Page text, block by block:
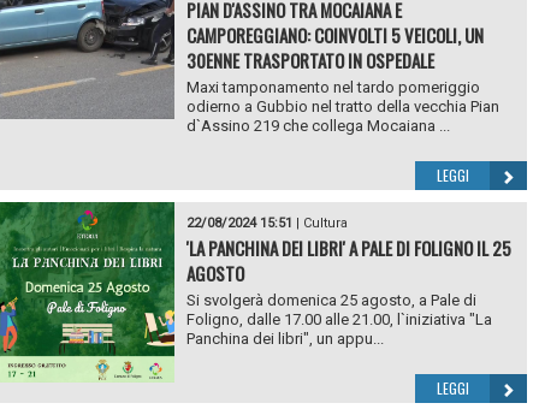
PIAN D'ASSINO TRA MOCAIANA E
CAMPOREGGIANO: COINVOLTI 5 VEICOLI, UN
30ENNE TRASPORTATO IN OSPEDALE
Maxi tamponamento nel tardo pomeriggio
odierno a Gubbio nel tratto della vecchia Pian
d`Assino 219 che collega Mocaiana ...
LEGGI
22/08/2024 15:51 | Cultura
'LA PANCHINA DEI LIBRI' A PALE DI FOLIGNO IL 25
AGOSTO
Si svolgerà domenica 25 agosto, a Pale di
Foligno, dalle 17.00 alle 21.00, l`iniziativa "La
Panchina dei libri", un appu...
LEGGI